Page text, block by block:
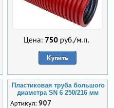
Цена: 750 руб./м.п.
Купить
Пластиковая труба большого
диаметра SN 6 250/216 мм
Артикул: 907